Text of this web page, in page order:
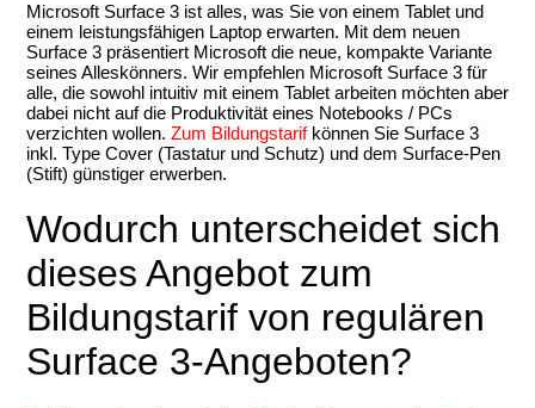
Microsoft Surface 3 ist alles, was Sie von einem Tablet und
einem leistungsfähigen Laptop erwarten. Mit dem neuen
Surface 3 präsentiert Microsoft die neue, kompakte Variante
seines Alleskönners. Wir empfehlen Microsoft Surface 3 für
alle, die sowohl intuitiv mit einem Tablet arbeiten möchten aber
dabei nicht auf die Produktivität eines Notebooks / PCs
verzichten wollen. Zum Bildungstarif könnenSie Surface 3
inkl. Type Cover (Tastatur und Schutz) und dem Surface-Pen
(Stift) günstiger erwerben.
Wodurch unterscheidet sich
dieses Angebot zum
Bildungstarif von regulären
Surface 3-Angeboten?